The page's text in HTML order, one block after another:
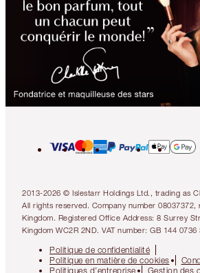
2013-2026 © Islestarr Holdings Ltd., trading as
All rights reserved. Company number
Kingdom. Registered Office Address: 8 Surrey
Kingdom WC2R 2ND. VAT number: GB 144 0736
Politique de confidentialité
Politique en matière de cookies
Politiques d’entreprise
Gestion des